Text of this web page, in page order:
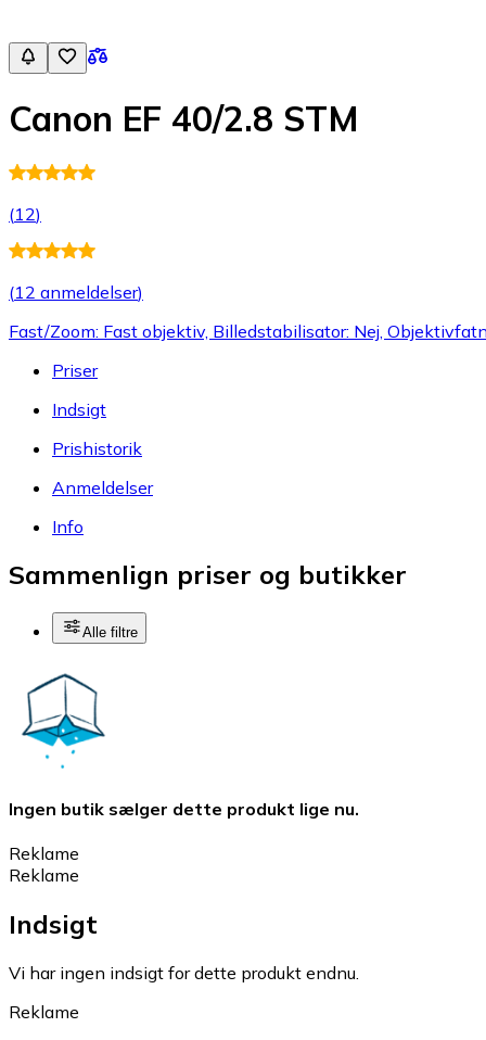
Canon EF 40/2.8 STM
(12)
(12 anmeldelser)
Fast/Zoom: Fast objektiv, Billedstabilisator: Nej,
Priser
Indsigt
Prishistorik
Anmeldelser
Info
Sammenlign priser og butikker
Alle filtre
Ingen butik sælger dette produkt lige nu.
Reklame
Reklame
Indsigt
Vi har ingen indsigt for dette produkt endnu.
Reklame